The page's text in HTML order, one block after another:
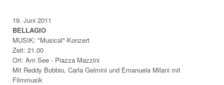
19. Juni 2011
BELLAGIO
MUSIK: "Musical"-Konzert
Zeit: 21.00
Ort: Am See - Piazza Mazzini
Mit Reddy Bobbio, Carla Gelmini und Emanuela Milani mit
Filmmusik